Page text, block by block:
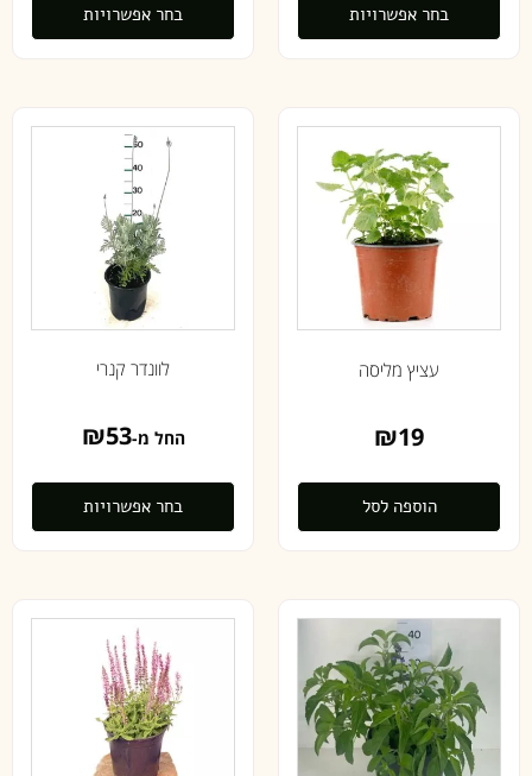
בחר אפשרויות בחר אפשרויות
עציץ מליסה
₪19
הוספה לסל
לוונדר קנרי
החל מ- ₪53
בחר אפשרויות